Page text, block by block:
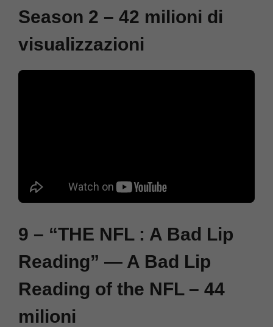
Season 2 – 42 milioni di
visualizzazioni
9 – “THE NFL : A Bad Lip
Reading” — A Bad Lip
Reading of the NFL – 44
milioni